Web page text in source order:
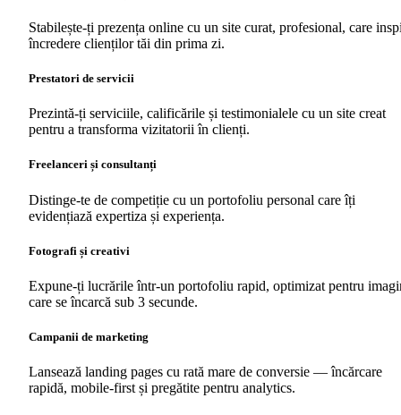
Stabilește-ți prezența online cu un site curat, profesional, care
încredere clienților tăi din prima zi.
Prestatori de servicii
Prezintă-ți serviciile, calificările și testimonialele cu un site creat
pentru a transforma vizitatorii în clienți.
Freelanceri și consultanți
Distinge-te de competiție cu un portofoliu personal care îți
evidențiază expertiza și experiența.
Fotografi și creativi
Expune-ți lucrările într-un portofoliu rapid, optimizat pentru
care se încarcă sub 3 secunde.
Campanii de marketing
Lansează landing pages cu rată mare de conversie — încărcare
rapidă, mobile-first și pregătite pentru analytics.